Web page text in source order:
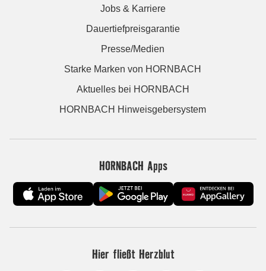
Jobs & Karriere
Dauertiefpreisgarantie
Presse/Medien
Starke Marken von HORNBACH
Aktuelles bei HORNBACH
HORNBACH Hinweisgebersystem
HORNBACH Apps
Hier fließt Herzblut